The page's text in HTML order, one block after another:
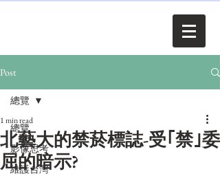
Post
總覽
影像思考
維護台灣
總覽
北藝大的禁菸標誌-受｢禁｣委
屈的暗示?
1 min read